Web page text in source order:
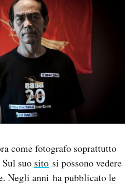
come fotografo soprattutto
suo sito si possono vedere
Negli anni ha pubblicato le